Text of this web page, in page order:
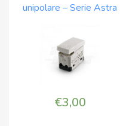
quantità
unipolare – Serie Astra
€3,00